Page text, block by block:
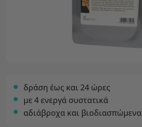
δράση έως και 24 ώρες
με 4 ενεργά συστατικά
αδιάβροχα και βιοδιασπώμενα